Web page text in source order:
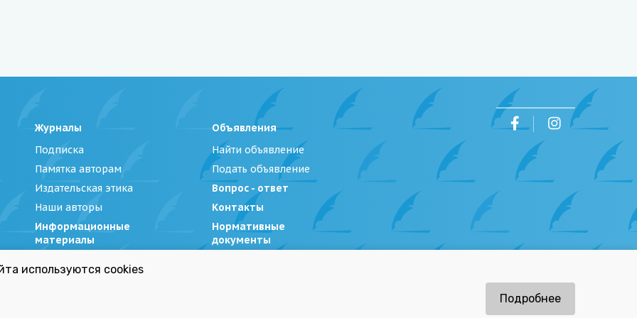
Журналы
Подписка
Памятка авторам
Издательская этика
Наши авторы
Информационные
материалы
Объявления
Найти объявление
Подать объявление
Вопрос - ответ
Контакты
Нормативные
документы
|Политика обработки персональных данных
используются cookies
Подробнее